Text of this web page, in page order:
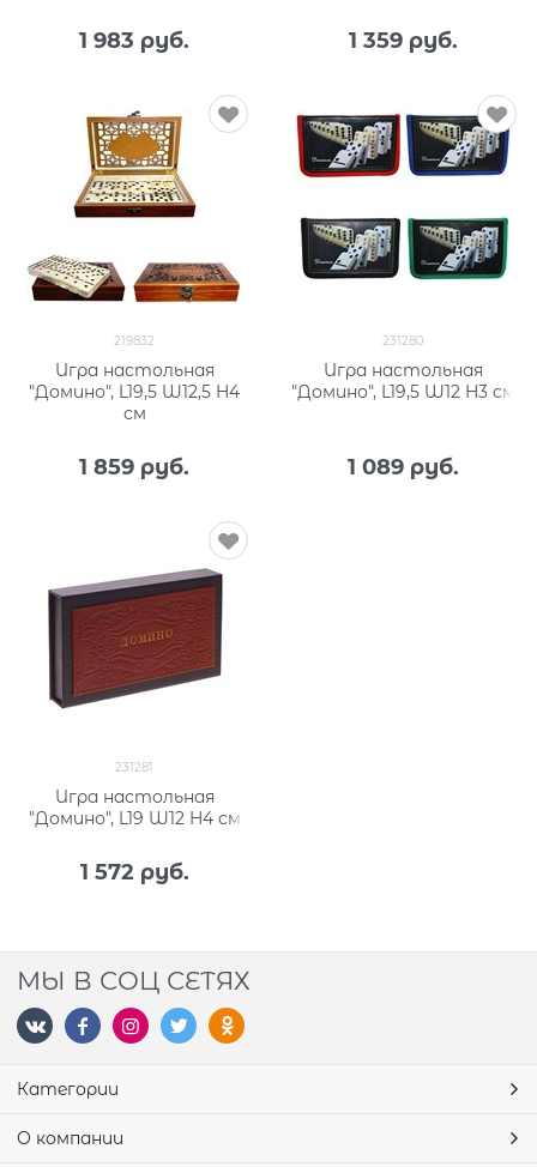
1 983 руб. 1 359 руб.
219832
Игра настольная
"Домино", L19,5 W12,5 H4
см
1 859 руб.
231280
Игра настольная
"Домино", L19,5 W12 H3 см
1 089 руб.
231281
Игра настольная
"Домино", L19 W12 H4 см
1 572 руб.
МЫ В СОЦ СЕТЯХ
Категории
О компании